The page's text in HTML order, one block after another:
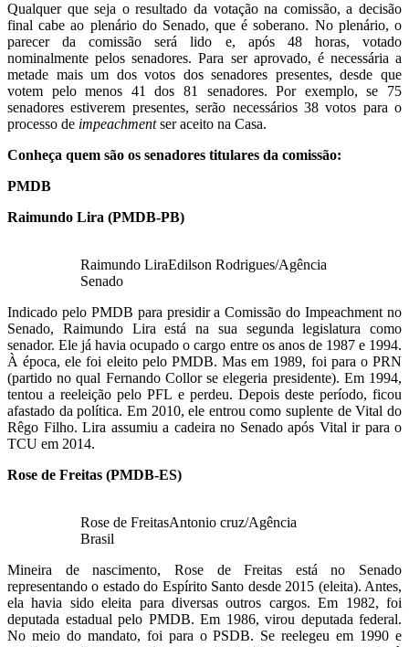
Qualquer que seja o resultado da votação na comissão, a decisão
final cabe ao plenário do Senado, que é soberano. No plenário, o
parecer da comissão será lido e, após 48 horas, votado
nominalmente pelos senadores. Para ser aprovado, é necessária a
metade mais um dos votos dos senadores presentes, desde que
votem pelo menos 41 dos 81 senadores. Por exemplo, se 75
senadores estiverem presentes, serão necessários 38 votos para o
processo de impeachmentser aceito na Casa.
Conheça quem são os senadores titulares da comissão:
PMDB
Raimundo Lira (PMDB-PB)
Raimundo LiraEdilson Rodrigues/Agência
Senado
Indicado pelo PMDB para presidir a Comissão do Impeachment no
Senado, Raimundo Lira está na sua segunda legislatura como
senador. Ele já havia ocupado o cargo entre os anos de 1987 e 1994.
À época, ele foi eleito pelo PMDB. Mas em 1989, foi para o PRN
(partido no qual Fernando Collor se elegeria presidente). Em 1994,
tentou a reeleição pelo PFL e perdeu. Depois deste período, ficou
afastado da política. Em 2010, ele entrou como suplente de Vital do
Rêgo Filho. Lira assumiu a cadeira no Senado após Vital ir para o
TCU em 2014.
Rose de Freitas (PMDB-ES)
Rose de FreitasAntonio cruz/Agência
Brasil
Mineira de nascimento, Rose de Freitas está no Senado
representando o estado do Espírito Santo desde 2015 (eleita). Antes,
ela havia sido eleita para diversas outros cargos. Em 1982, foi
deputada estadual pelo PMDB. Em 1986, virou deputada federal.
No meio do mandato, foi para o PSDB. Se reelegeu em 1990 e